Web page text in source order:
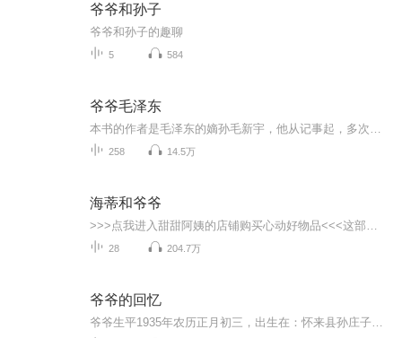
爷爷和孙子
爷爷和孙子的趣聊
5 584
爷爷毛泽东
258 14.5万
海蒂和爷爷
28 204.7万
爷爷的回忆